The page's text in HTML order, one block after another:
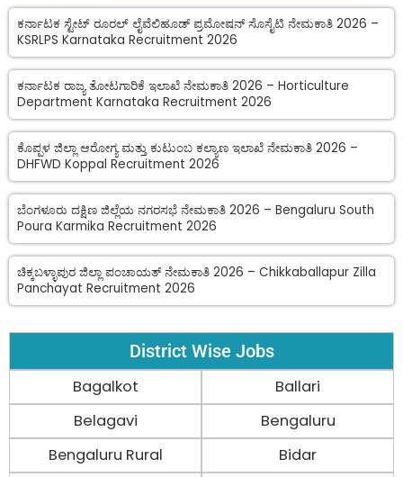
ಕರ್ನಾಟಕ ಸ್ಟೇಟ್ ರೂರಲ್ ಲೈವೆಲಿಹೂಡ್ ಪ್ರಮೋಷನ್ ಸೊಸೈಟಿ ನೇಮಕಾತಿ 2026 –
KSRLPS Karnataka Recruitment 2026
ಕರ್ನಾಟಕ ರಾಜ್ಯ ತೋಟಗಾರಿಕೆ ಇಲಾಖೆ ನೇಮಕಾತಿ 2026 – Horticulture
Department Karnataka Recruitment 2026
ಕೊಪ್ಪಳ ಜಿಲ್ಲಾ ಆರೋಗ್ಯ ಮತ್ತು ಕುಟುಂಬ ಕಲ್ಯಾಣ ಇಲಾಖೆ ನೇಮಕಾತಿ 2026 –
DHFWD Koppal Recruitment 2026
ಬೆಂಗಳೂರು ದಕ್ಷಿಣ ಜಿಲ್ಲೆಯ ನಗರಸಭೆ ನೇಮಕಾತಿ 2026 – Bengaluru South
Poura Karmika Recruitment 2026
ಚಿಕ್ಕಬಳ್ಳಾಪುರ ಜಿಲ್ಲಾ ಪಂಚಾಯತ್ ನೇಮಕಾತಿ 2026 – Chikkaballapur Zilla
Panchayat Recruitment 2026
District Wise Jobs
Bagalkot
Ballari
Belagavi
Bengaluru
Bengaluru Rural
Bidar